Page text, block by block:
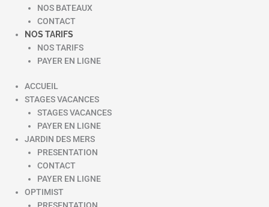
NOS BATEAUX
CONTACT
NOS TARIFS
NOS TARIFS
PAYER EN LIGNE
ACCUEIL
STAGES VACANCES
STAGES VACANCES
PAYER EN LIGNE
JARDIN DES MERS
PRESENTATION
CONTACT
PAYER EN LIGNE
OPTIMIST